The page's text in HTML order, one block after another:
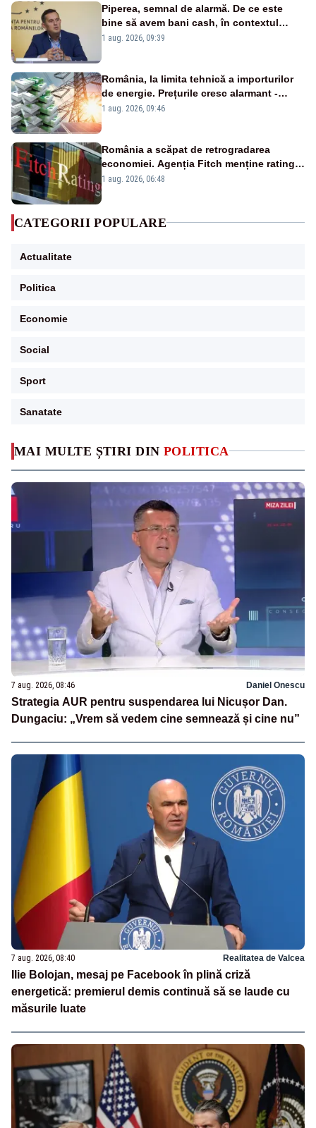
MAI MULTE ȘTIRI DIN POLITICA
7 aug. 2026, 08:46 Daniel Onescu
Strategia AUR pentru suspendarea lui Nicușor Dan.
Dungaciu: „Vrem să vedem cine semnează și cine nu”
7 aug. 2026, 08:40 Realitatea de Valcea
Ilie Bolojan, mesaj pe Facebook în plină criză
energetică: premierul demis continuă să se laude cu
măsurile luate
Piperea, semnal de alarmă. De ce este
bine să avem bani cash, în contextul
alertei energetice?
1 aug. 2026, 09:39
România, la limita tehnică a importurilor
de energie. Prețurile cresc alarmant -
Analiză Realitatea Plus
1 aug. 2026, 09:46
România a scăpat de retrogradarea
economiei. Agenția Fitch menține ratingul
„BBB-” cu perspectivă negativă
1 aug. 2026, 06:48
CATEGORII POPULARE
Actualitate
Politica
Economie
Social
Sport
Sanatate